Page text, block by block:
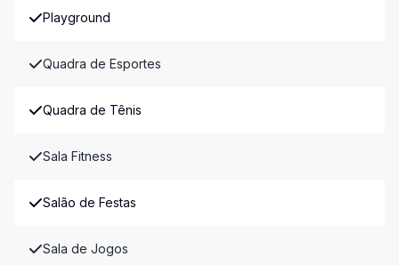
Playground
Quadra de Esportes
Quadra de Tênis
Sala Fitness
Salão de Festas
Sala de Jogos